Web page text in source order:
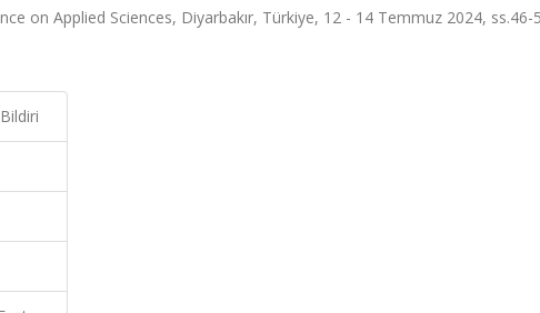
on Applied Sciences, Diyarbakır, Türkiye, 12 - 14 Temmuz 2024,